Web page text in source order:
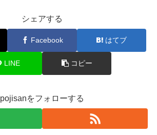
シェアする
Facebook はてブ
LINE コピー
pojisanをフォローする